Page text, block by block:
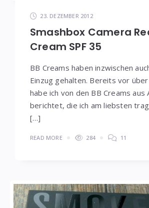
23. DEZEMBER 2012
Smashbox Camera
Cream SPF 35
BB Creams haben inzwischen
Einzug gehalten. Bereits vor über
habe ich von den BB Creams aus
berichtet, die ich am liebsten
[…]
READ MORE 284 11